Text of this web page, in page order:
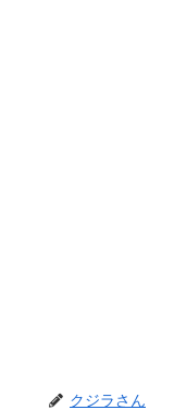
クジラさん